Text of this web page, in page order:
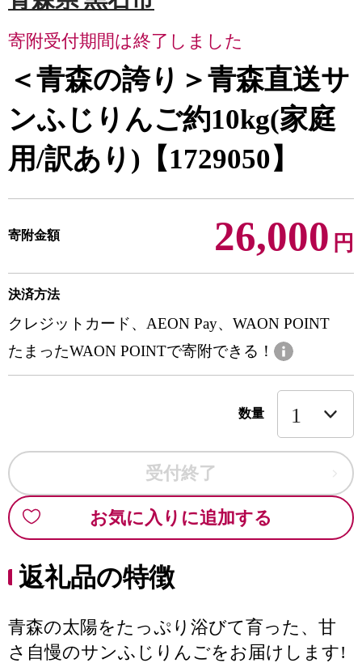
寄附受付期間は終了しました
＜青森の誇り＞青森直送サ
ンふじりんご約10kg(家庭
用/訳あり)【1729050】
寄附金額 26,000 円
決済方法
クレジットカード、AEON Pay、WAON POINT
たまったWAON POINTで寄附できる！
数量
受付終了
お気に入りに追加する
返礼品の特徴
青森の太陽をたっぷり浴びて育った、甘
さ自慢のサンふじりんごをお届けします!